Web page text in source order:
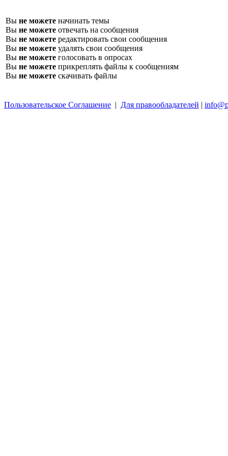
Вы не можете начинать темы
Вы не можете отвечать на сообщения
Вы не можете редактировать свои сообщения
Вы не можете удалять свои сообщения
Вы не можете голосовать в опросах
Вы не можете прикреплять файлы к сообщениям
Вы не можете скачивать файлы
Пользовательское Соглашение | Для правообладателей |